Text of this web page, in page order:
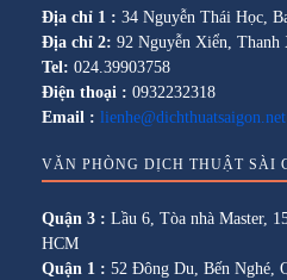
Địa chỉ 1 : 34 Nguyễn Thái Học,
Địa chỉ 2: 92 Nguyễn Xiển, Thanh
Tel: 024.39903758
Điện thoại : 0932232318
Email : lienhe@dichthuatsaigon.net
VĂN PHÒNG DỊCH THUẬT SÀI
Quận 3 : Lầu 6, Tòa nhà Master,
HCM
Quận 1 : 52 Đông Du, Bến Nghé,